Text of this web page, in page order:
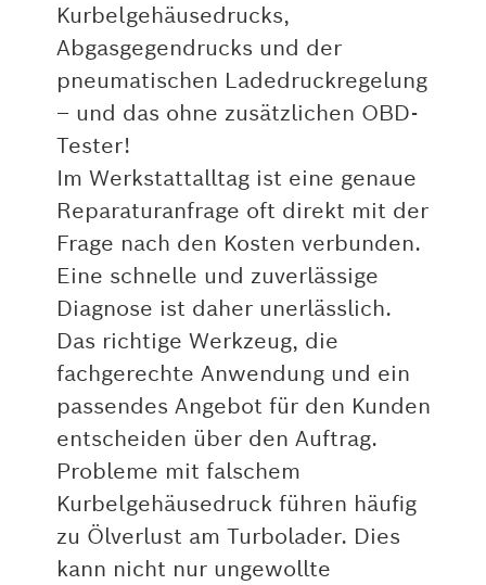
Kurbelgehäusedrucks,
Abgasgegendrucks und der
pneumatischen Ladedruckregelung
– und das ohne zusätzlichen OBD-
Tester!
Im Werkstattalltag ist eine genaue
Reparaturanfrage oft direkt mit der
Frage nach den Kosten verbunden.
Eine schnelle und zuverlässige
Diagnose ist daher unerlässlich.
Das richtige Werkzeug, die
fachgerechte Anwendung und ein
passendes Angebot für den Kunden
entscheiden über den Auftrag.
Probleme mit falschem
Kurbelgehäusedruck führen häufig
zu Ölverlust am Turbolader. Dies
kann nicht nur ungewollte